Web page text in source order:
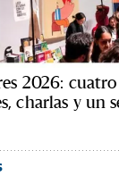
2026:
charlas y un